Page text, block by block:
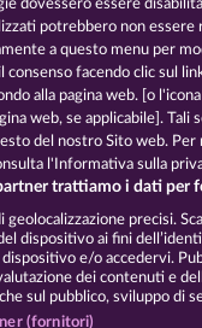
Termini e
sulla privacy
FAQ
richiesta di
dovessero essere
potrebbero non essere
a questo menu per
consenso facendo clic sul
alla pagina web. [o
web, se applicabile]. Tali
del nostro Sito web. Per
l'Informativa sulla
trattiamo i dati per
geolocalizzazione precisi.
dispositivo ai fini
e/o accedervi.
dei contenuti e
sul pubblico, sviluppo di
(fornitori)